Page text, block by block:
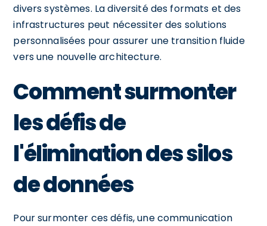
divers systèmes. La diversité des formats et des
infrastructures peut nécessiter des solutions
personnalisées pour assurer une transition fluide
vers une nouvelle architecture.
Comment surmonter
les défis de
l'élimination des silos
de données
Pour surmonter ces défis, une communication